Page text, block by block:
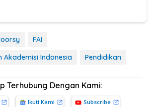
FAI
Akademisi Indonesia
Pendidikan
Terhubung Dengan Kami:
Ikuti Kami Subscribe